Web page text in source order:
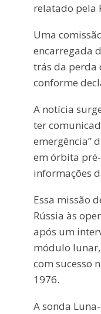
relatado pela
Uma
encarregada
trás da perda
conforme
A notícia
ter
emergência”
em órbita
informações
Essa missão
Rússia às
após um
módulo
com sucesso
1976.
A sonda